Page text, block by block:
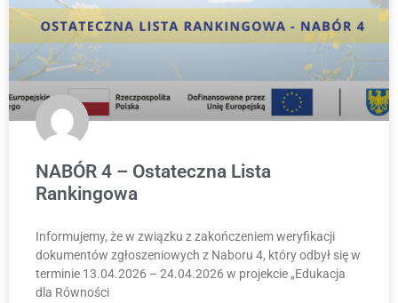
NABÓR 4 – Ostateczna Lista
Rankingowa
Informujemy, że w związku z zakończeniem weryfikacji
dokumentów zgłoszeniowych z Naboru 4, który odbył się w
terminie 13.04.2026 – 24.04.2026 w projekcie „Edukacja
dla Równości